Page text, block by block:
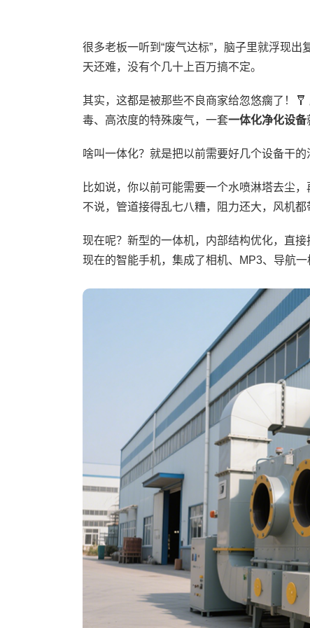
很多老板一听到“废气达标”，脑子里就浮现
天还难，没有个几十上百万搞不定。
其实，这都是被那些不良商家给忽悠瘸了！
毒、高浓度的特殊废气，一套一体化净化设备
啥叫一体化？就是把以前需要好几个设备干
比如说，你以前可能需要一个水喷淋塔去尘
不说，管道接得乱七八糟，阻力还大，风机都
现在呢？新型的一体机，内部结构优化，直
现在的智能手机，集成了相机、MP3、导航一